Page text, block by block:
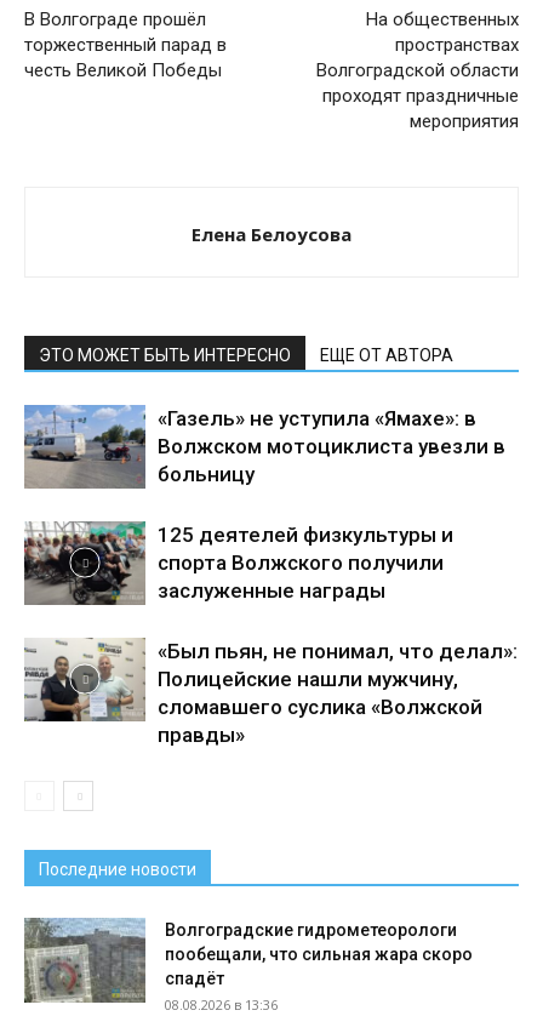
В Волгограде прошёл
торжественный парад в
честь Великой Победы
На общественных
пространствах
Волгоградской области
проходят праздничные
мероприятия
Елена Белоусова
ЭТО МОЖЕТ БЫТЬ ИНТЕРЕСНО ЕЩЕ ОТ АВТОРА
«Газель» не уступила «Ямахе»: в
Волжском мотоциклиста увезли в
больницу
125 деятелей физкультуры и
спорта Волжского получили
заслуженные награды
«Был пьян, не понимал, что делал»:
Полицейские нашли мужчину,
сломавшего суслика «Волжской
правды»
Последние новости
Волгоградские гидрометеорологи
пообещали, что сильная жара скоро
спадёт
08.08.2026 в 13:36